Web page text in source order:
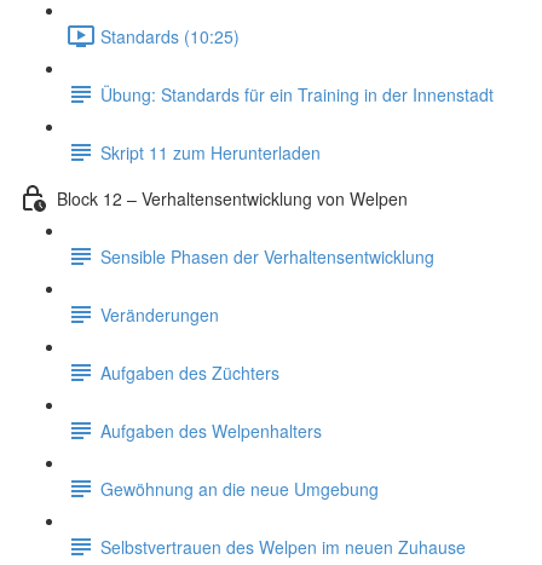
Standards (10:25)
Übung: Standards für ein Training in der Innenstadt
Skript 11 zum Herunterladen
Block 12 – Verhaltensentwicklung von Welpen
Sensible Phasen der Verhaltensentwicklung
Veränderungen
Aufgaben des Züchters
Aufgaben des Welpenhalters
Gewöhnung an die neue Umgebung
Selbstvertrauen des Welpen im neuen Zuhause